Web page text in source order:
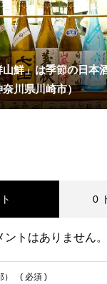
鮮」は季節の日本
川県川崎市）
0
トはありません。
( 必須 )